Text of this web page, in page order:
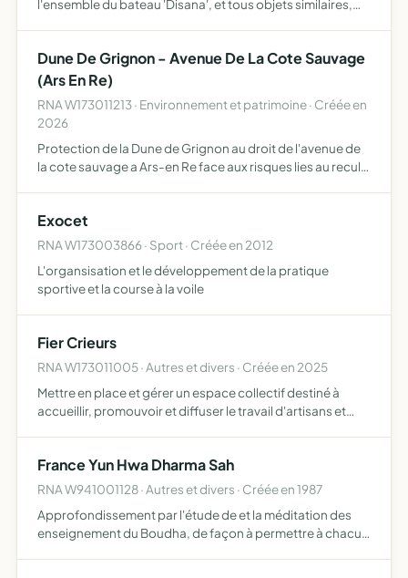
l'ensemble du bateau 'Disana', et tous objets similaires,
Dune De Grignon - Avenue De La Cote Sauvage
(Ars En Re)
RNA W173011213 · Environnement et patrimoine · Créée en
2026
Protection de la Dune de Grignon au droit de l'avenue de
la cote sauvage a Ars-en Re face aux risques lies au recul
Exocet
RNA W173003866 · Sport · Créée en 2012
L'organsisation et le développement de la pratique
sportive et la course à la voile
Fier Crieurs
RNA W173011005 · Autres et divers · Créée en 2025
Mettre en place et gérer un espace collectif destiné à
accueillir, promouvoir et diffuser le travail d'artisans et
France Yun Hwa Dharma Sah
RNA W941001128 · Autres et divers · Créée en 1987
Approfondissement par l'étude de et la méditation des
enseignement du Boudha, de façon à permettre à chacun